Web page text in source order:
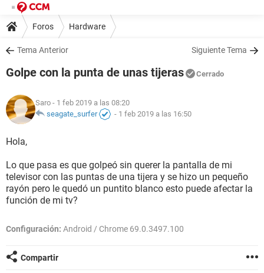
Foros Hardware
Tema Anterior Siguiente Tema
Golpe con la punta de unas tijeras Cerrado
Saro - 1 feb 2019 a las 08:20
seagate_surfer
- 1 feb 2019 a las 16:50
Hola,
Lo que pasa es que golpeó sin querer la pantalla de mi
televisor con las puntas de una tijera y se hizo un pequeño
rayón pero le quedó un puntito blanco esto puede afectar la
función de mi tv?
Configuración: Android / Chrome 69.0.3497.100
Compartir